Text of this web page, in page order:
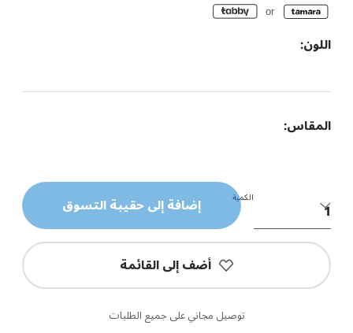
اللون:
المقاس:
الكمية إضافة إلى حقيبة التسوق
أضف إلى القائمة
توصيل مجاني على جميع الطلبات